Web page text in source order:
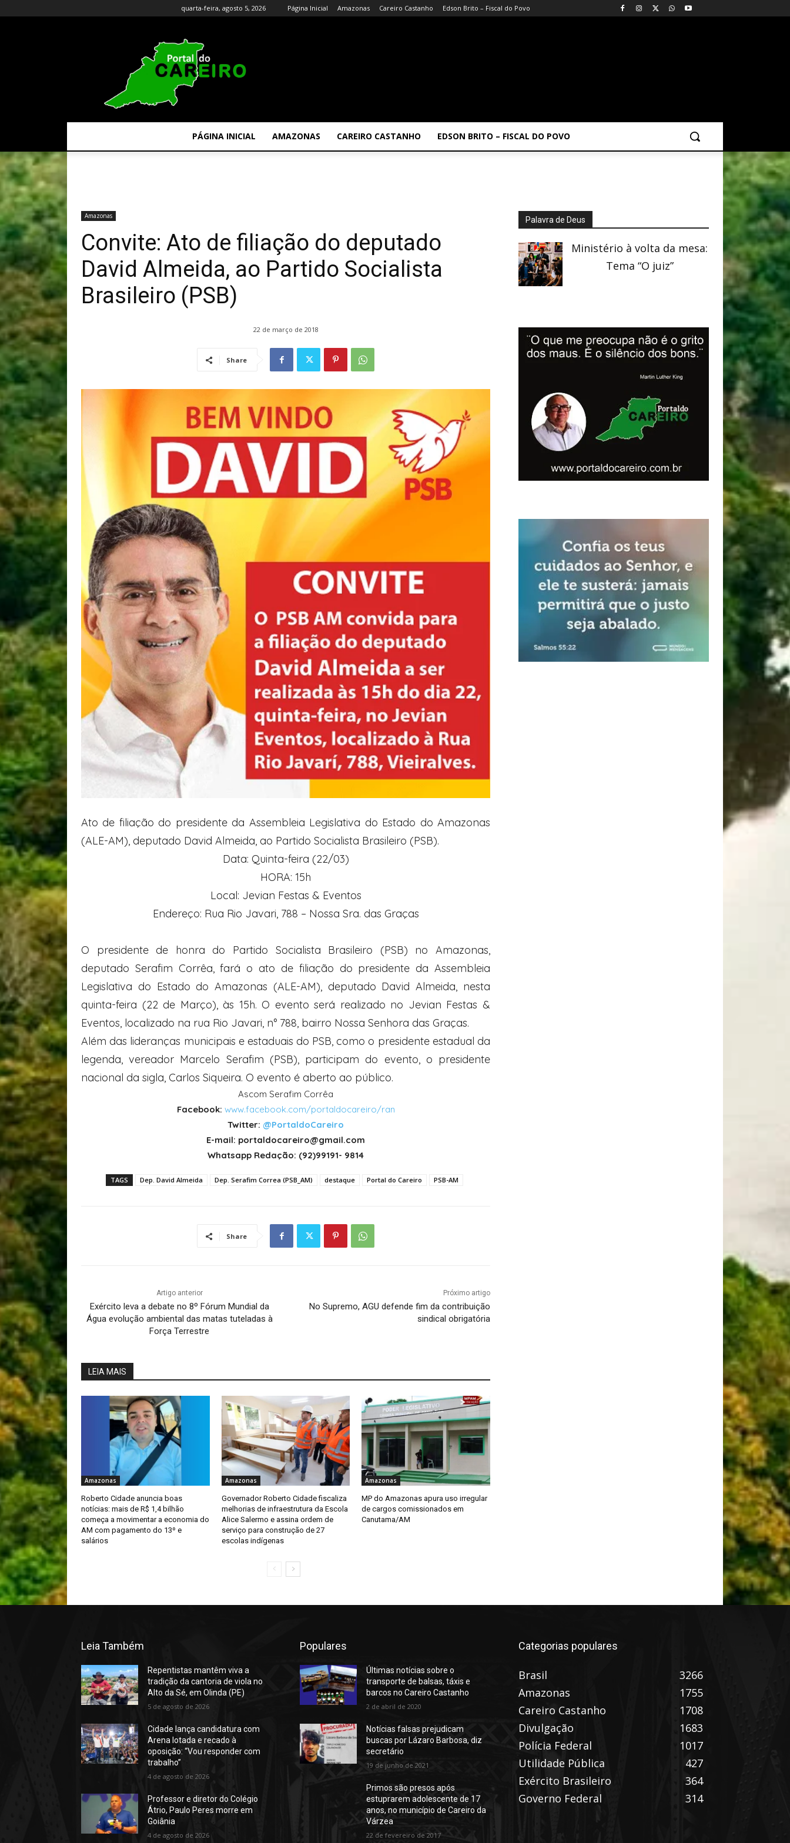
quarta-feira, agosto 5, 2026 Página Inicial Amazonas Careiro Castanho Edson Brito – Fiscal do Povo
PÁGINA INICIAL AMAZONAS CAREIRO CASTANHO EDSON BRITO – FISCAL DO POVO
Amazonas
Convite: Ato de filiação do deputado
David Almeida, ao Partido Socialista
Brasileiro (PSB)
22 de março de 2018
Share
Ato de filiação do presidente da Assembleia Legislativa do Estado do Amazonas
(ALE-AM), deputado David Almeida, ao Partido Socialista Brasileiro (PSB).
Data: Quinta-feira (22/03)
HORA: 15h
Local: Jevian Festas & Eventos
Endereço: Rua Rio Javari, 788 – Nossa Sra. das Graças
O presidente de honra do Partido Socialista Brasileiro (PSB) no Amazonas,
deputado Serafim Corrêa, fará o ato de filiação do presidente da Assembleia
Legislativa do Estado do Amazonas (ALE-AM), deputado David Almeida, nesta
quinta-feira (22 de Março), às 15h. O evento será realizado no Jevian Festas &
Eventos, localizado na rua Rio Javari, n° 788, bairro Nossa Senhora das Graças.
Além das lideranças municipais e estaduais do PSB, como o presidente estadual da
legenda, vereador Marcelo Serafim (PSB), participam do evento, o presidente
nacional da sigla, Carlos Siqueira. O evento é aberto ao público.
Ascom Serafim Corrêa
Facebook: www.facebook.com/portaldocareiro/ran
Twitter: @PortaldoCareiro
E-mail: portaldocareiro@gmail.com
Whatsapp Redação: (92)99191- 9814
TAGS Dep. David Almeida Dep. Serafim Correa (PSB_AM) destaque Portal do Careiro PSB-AM
Share
Artigo anterior
Exército leva a debate no 8º Fórum Mundial da
Água evolução ambiental das matas tuteladas à
Força Terrestre
Próximo artigo
No Supremo, AGU defende fim da contribuição
sindical obrigatória
LEIA MAIS
Amazonas
Roberto Cidade anuncia boas
notícias: mais de R$ 1,4 bilhão
começa a movimentar a economia do
AM com pagamento do 13º e
salários
Amazonas
Governador Roberto Cidade fiscaliza
melhorias de infraestrutura da Escola
Alice Salermo e assina ordem de
serviço para construção de 27
escolas indígenas
Amazonas
MP do Amazonas apura uso irregular
de cargos comissionados em
Canutama/AM
Palavra de Deus
Ministério à volta da mesa:
Tema “O juiz”
Leia Também
Repentistas mantêm viva a
tradição da cantoria de viola no
Alto da Sé, em Olinda (PE)
5 de agosto de 2026
Cidade lança candidatura com
Arena lotada e recado à
oposição: “Vou responder com
trabalho”
4 de agosto de 2026
Professor e diretor do Colégio
Átrio, Paulo Peres morre em
Goiânia
4 de agosto de 2026
Populares
Últimas notícias sobre o
transporte de balsas, táxis e
barcos no Careiro Castanho
2 de abril de 2020
Notícias falsas prejudicam
buscas por Lázaro Barbosa, diz
secretário
19 de junho de 2021
Primos são presos após
estuprarem adolescente de 17
anos, no município de Careiro da
Várzea
22 de fevereiro de 2017
Categorias populares
Brasil
3266
Amazonas
1755
Careiro Castanho
1708
Divulgação
1683
Polícia Federal
1017
Utilidade Pública
427
Exército Brasileiro
364
Governo Federal
314